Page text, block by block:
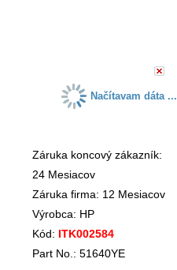
Načítavam dáta ...
Záruka koncový zákazník:
24 Mesiacov
Záruka firma: 12 Mesiacov
Výrobca: HP
Kód: ITK002584
Part No.: 51640YE